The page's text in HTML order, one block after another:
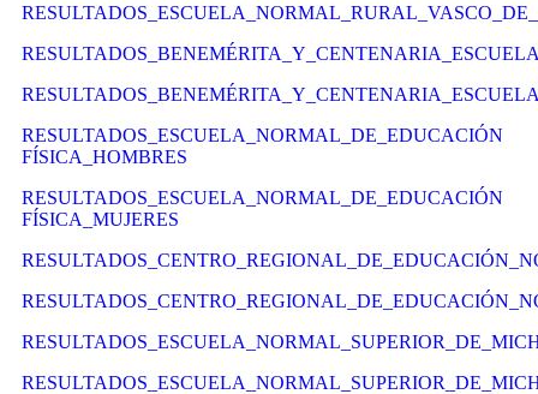
RESULTADOS_ESCUELA_NORMAL_DE_EDUCACIÓN
FÍSICA_HOMBRES
RESULTADOS_ESCUELA_NORMAL_DE_EDUCACIÓN
FÍSICA_MUJERES